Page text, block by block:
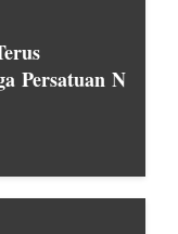
Persatuan N